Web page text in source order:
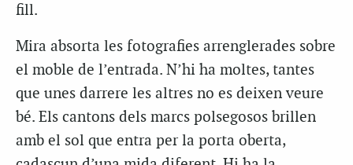
fill.
Mira absorta les fotografies arrenglerades sobre
el moble de l’entrada. N’hi ha moltes, tantes
que unes darrere les altres no es deixen veure
bé. Els cantons dels marcs polsegosos brillen
amb el sol que entra per la porta oberta,